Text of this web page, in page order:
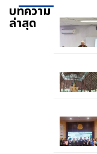
บทความ
ล่าสุด